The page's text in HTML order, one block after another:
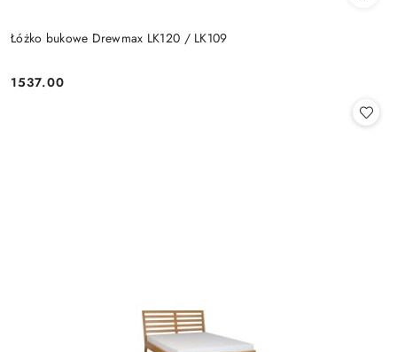
Łóżko bukowe Drewmax LK120 / LK109
Cena:
1537.00